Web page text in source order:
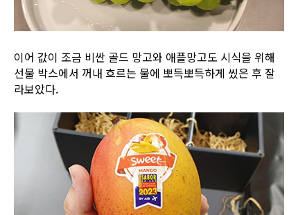
이어 값이 조금 비싼 골드 망고와 애플망고도 시식을 위해
선물 박스에서 꺼내 흐르는 물에 뽀득뽀득하게 씼은 후 잘
라보았다.